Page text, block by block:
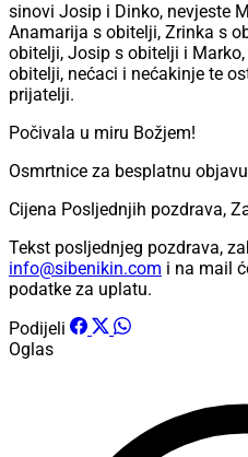
sinovi Josip i Dinko, nevjeste
Anamarija s obitelji, Zrinka s
obitelji, Josip s obitelji i
obitelji, nećaci i nećakinje te
prijatelji.
Počivala u miru Božjem!
Osmrtnice za besplatnu
Cijena Posljednjih pozdrava,
Tekst posljednjeg pozdrava,
info@sibenikin.com i na mail
podatke za uplatu.
Podijeli
Oglas